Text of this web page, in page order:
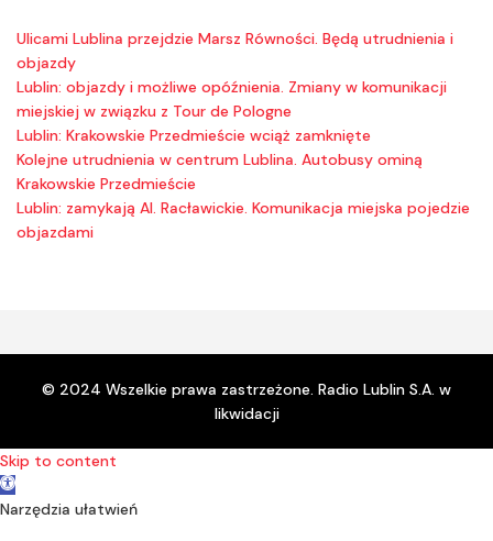
Ulicami Lublina przejdzie Marsz Równości. Będą utrudnienia i
objazdy
Lublin: objazdy i możliwe opóźnienia. Zmiany w komunikacji
miejskiej w związku z Tour de Pologne
Lublin: Krakowskie Przedmieście wciąż zamknięte
Kolejne utrudnienia w centrum Lublina. Autobusy ominą
Krakowskie Przedmieście
Lublin: zamykają Al. Racławickie. Komunikacja miejska pojedzie
objazdami
© 2024 Wszelkie prawa zastrzeżone. Radio Lublin S.A. w
likwidacji
Skip to content
Open toolbar
Narzędzia ułatwień